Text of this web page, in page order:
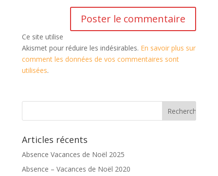
Ce site utilise
Akismet pour réduire les indésirables. En savoir plus sur
comment les données de vos commentaires sont
utilisées.
Articles récents
Absence Vacances de Noël 2025
Absence – Vacances de Noël 2020